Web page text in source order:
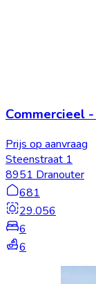
Commercieel -
Prijs op aanvraag
Steenstraat 1
8951 Dranouter
681
29.056
6
6